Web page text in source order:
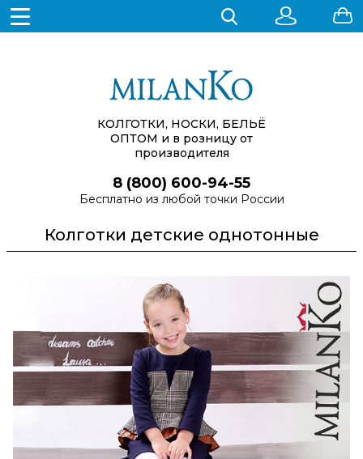
КОЛГОТКИ, НОСКИ, БЕЛЬЁ
ОПТОМ и в розницу от
производителя
8 (800) 600-94-55
Бесплатно из любой точки России
Колготки детские однотонные